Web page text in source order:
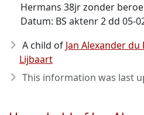
Hermans 38jr zonder
Datum: BS aktenr 2 dd 05-
A child of Jan Alexander du
Lijbaart
This information was last